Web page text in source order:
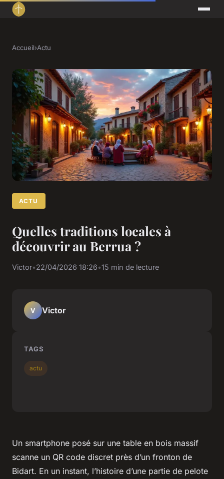
Accueil›Actu
ACTU
Quelles traditions locales à
découvrir au Berrua ?
Victor•22/04/2026 18:26•15 min de lecture
Un smartphone posé sur une table en bois massif
scanne un QR code discret près d’un fronton de
Bidart. En un instant, l’histoire d’une partie de pelote
V Victor
TAGS
actu